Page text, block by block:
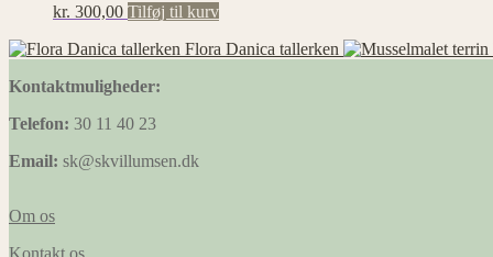
kr. 300,00 Tilføj til kurv
Flora Danica tallerken
Kontaktmuligheder:
Telefon: 30 11 40 23
Email: sk@skvillumsen.dk
Om os
Kontakt os